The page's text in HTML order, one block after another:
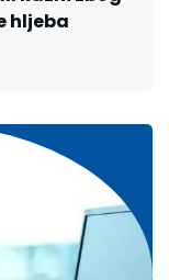
hljeba